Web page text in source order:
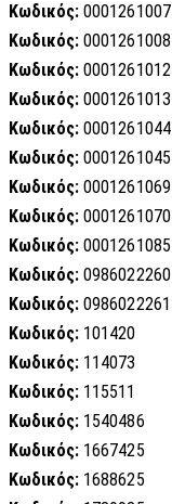
Κωδικός: 0001261007
Κωδικός: 0001261008
Κωδικός: 0001261012
Κωδικός: 0001261013
Κωδικός: 0001261044
Κωδικός: 0001261045
Κωδικός: 0001261069
Κωδικός: 0001261070
Κωδικός: 0001261085
Κωδικός: 0986022260
Κωδικός: 0986022261
Κωδικός: 101420
Κωδικός: 114073
Κωδικός: 115511
Κωδικός: 1540486
Κωδικός: 1667425
Κωδικός: 1688625